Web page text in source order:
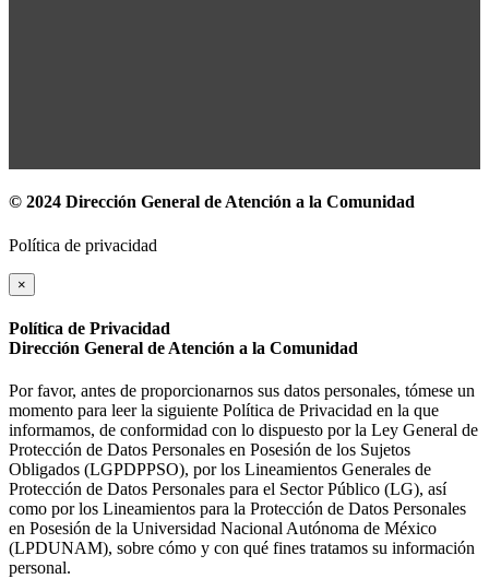
© 2024 Dirección General de Atención a la Comunidad
Política de privacidad
×
Política de Privacidad
Dirección General de Atención a la Comunidad
Por favor, antes de proporcionarnos sus datos personales, tómese un
momento para leer la siguiente Política de Privacidad en la que
informamos, de conformidad con lo dispuesto por la Ley General de
Protección de Datos Personales en Posesión de los Sujetos
Obligados (LGPDPPSO), por los Lineamientos Generales de
Protección de Datos Personales para el Sector Público (LG), así
como por los Lineamientos para la Protección de Datos Personales
en Posesión de la Universidad Nacional Autónoma de México
(LPDUNAM), sobre cómo y con qué fines tratamos su información
personal.